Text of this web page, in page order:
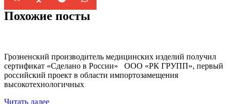
Похожие посты
Грозненский производитель медицинских изделий получил
сертификат «Сделано в России» ООО «РК ГРУПП», первый
российский проект в области импортозамещения
высокотехнологичных
Читать далее